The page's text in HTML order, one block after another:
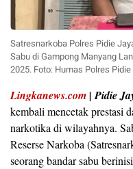
Satresnarkoba Polres Pidie
Sabu di Gampong Manyang
2025. Foto: Humas Polres
Lingkanews.com|Pidie
kembali mencetak prestasi
narkotika di wilayahnya.
Reserse Narkoba
seorang bandar sabu